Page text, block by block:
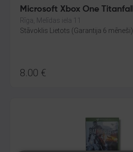
Microsoft Xbox One Titanfall
Rīga, Melīdas iela 11
Stāvoklis Lietots (Garantija 6 mēneši)
8.00 €